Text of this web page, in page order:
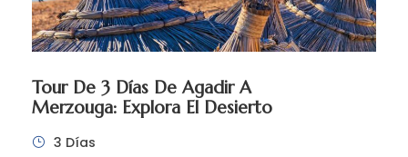
Tour De 3 Días De Agadir A
Merzouga: Explora El Desierto
3 Días